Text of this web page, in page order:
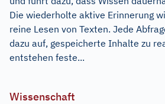
Die wiederholte aktive Erinnerung
reine Lesen von Texten. Jede
dazu auf, gespeicherte Inhalte zu
entstehen feste...
Wissenschaft